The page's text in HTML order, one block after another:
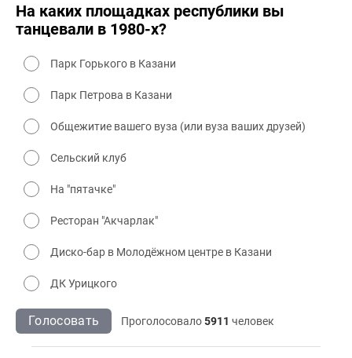
На каких площадках республики вы
танцевали в 1980-х?
Парк Горького в Казани
Парк Петрова в Казани
Общежитие вашего вуза (или вуза ваших друзей)
Сельский клуб
На "пятачке"
Ресторан "Акчарлак"
Диско-бар в Молодёжном центре в Казани
ДК Урицкого
Голосовать Проголосовало5911 человек